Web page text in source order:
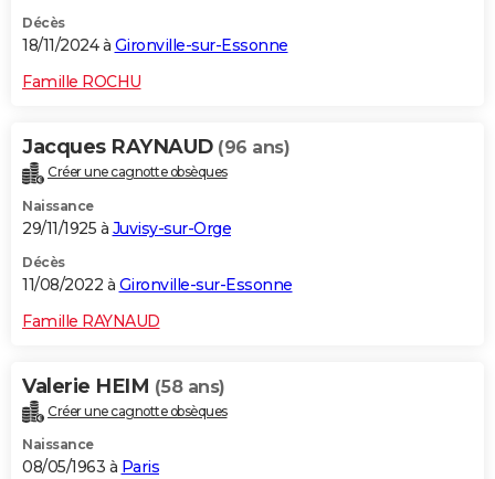
Décès
18/11/2024 à Gironville-sur-Essonne
Famille ROCHU
Jacques RAYNAUD (96 ans)
Créer une cagnotte obsèques
Naissance
29/11/1925 à Juvisy-sur-Orge
Décès
11/08/2022 à Gironville-sur-Essonne
Famille RAYNAUD
Valerie HEIM (58 ans)
Créer une cagnotte obsèques
Naissance
08/05/1963 à Paris